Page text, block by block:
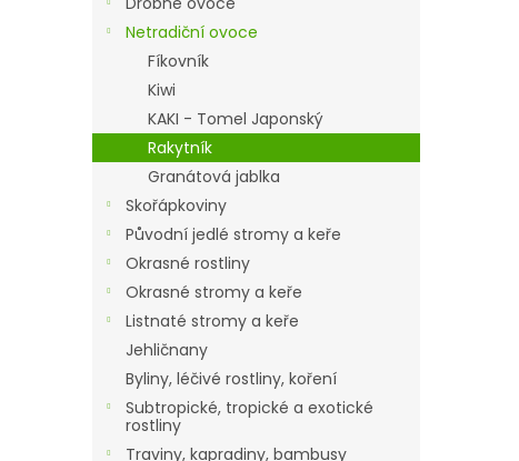
n
e
Netradiční ovoce
Fíkovník
Kiwi
KAKI - Tomel Japonský
Rakytník
Granátová jablka
Skořápkoviny
Původní jedlé stromy a keře
Okrasné rostliny
Okrasné stromy a keře
Listnaté stromy a keře
Jehličnany
Byliny, léčivé rostliny, koření
Subtropické, tropické a exotické
rostliny
Traviny, kapradiny, bambusy